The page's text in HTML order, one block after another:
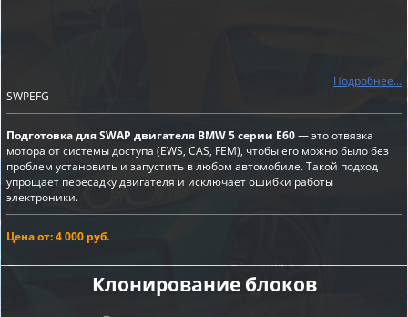
Подробнее...
SWPEFG
Подготовка для SWAP двигателя BMW 5 серии E60— это отвязка
мотора от системы доступа (EWS, CAS, FEM), чтобы его можно было без
проблем установить и запустить в любом автомобиле. Такой подход
упрощает пересадку двигателя и исключает ошибки работы
электроники.
Цена от: 4 000 руб.
Клонирование блоков